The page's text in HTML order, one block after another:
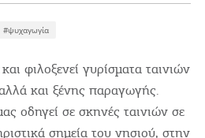
Videos
Επικοινωνία
#ψυχαγωγία
φιλοξενεί γυρίσματα ταινιών
και ξένης παραγωγής.
οδηγεί σε σκηνές ταινιών σε
σημεία του νησιού, στην